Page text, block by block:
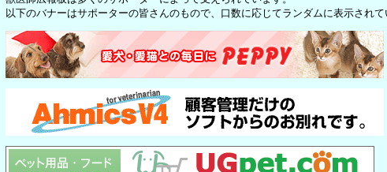
以下のバナーはサポーターの皆さんのもので、口数に応じてランダムに表示され